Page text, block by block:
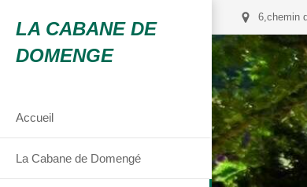
LA CABANE DE
DOMENGE
Accueil
La Cabane de Domengé
6,chemin